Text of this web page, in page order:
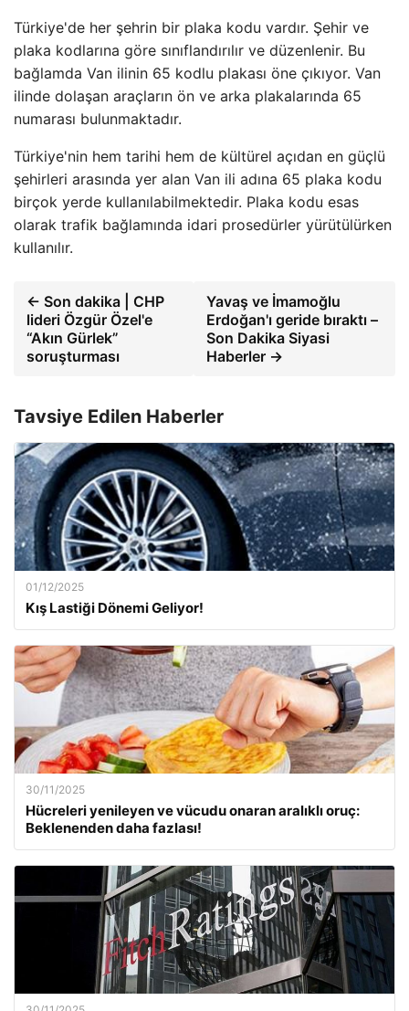
Türkiye'de her şehrin bir plaka kodu vardır. Şehir ve
plaka kodlarına göre sınıflandırılır ve düzenlenir. Bu
bağlamda Van ilinin 65 kodlu plakası öne çıkıyor. Van
ilinde dolaşan araçların ön ve arka plakalarında 65
numarası bulunmaktadır.
Türkiye'nin hem tarihi hem de kültürel açıdan en güçlü
şehirleri arasında yer alan Van ili adına 65 plaka kodu
birçok yerde kullanılabilmektedir. Plaka kodu esas
olarak trafik bağlamında idari prosedürler yürütülürken
kullanılır.
← Son dakika | CHP
lideri Özgür Özel'e
“Akın Gürlek”
soruşturması
Yavaş ve İmamoğlu
Erdoğan'ı geride bıraktı –
Son Dakika Siyasi
Haberler →
Tavsiye Edilen Haberler
01/12/2025
Kış Lastiği Dönemi Geliyor!
30/11/2025
Hücreleri yenileyen ve vücudu onaran aralıklı oruç:
Beklenenden daha fazlası!